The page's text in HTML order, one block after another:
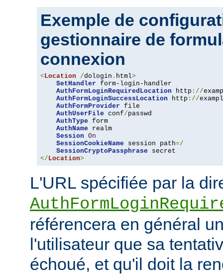
Exemple de
gestionnaire de
connexion
< Location /dologin . html>
SetHandler form-login-handler
AuthFormLoginRequiredLocation http ://
AuthFormLoginSuccessLocation http ://
AuthFormProvider file
AuthUserFile conf/passwd
AuthType form
AuthName realm
Session On
SessionCookieName session path=/
SessionCryptoPassphrase
</ Location>
L'URL spécifiée par la
référencera en général
l'utilisateur que sa
échoué, et qu'il doit la